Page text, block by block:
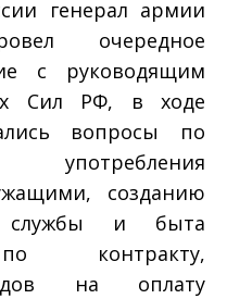
генерал армии
очередное
с руководящим
Сил РФ, в ходе
вопросы по
употребления
созданию
службы и быта
контракту,
на оплату